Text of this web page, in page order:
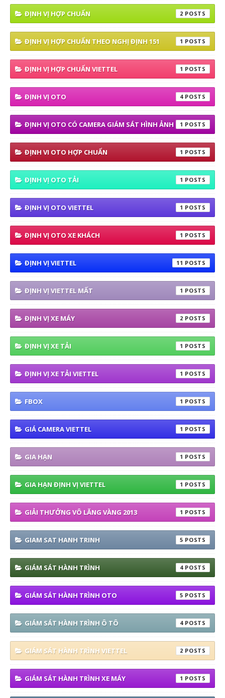
ĐỊNH VỊ HỢP CHUẨN 2
ĐỊNH VỊ HỢP CHUẨN THEO NGHỊ ĐỊNH 151 1
ĐỊNH VỊ HỢP CHUẨN VIETTEL 1
ĐỊNH VỊ OTO 4
ĐỊNH VỊ OTO CÓ CAMERA GIÁM SÁT HÌNH ẢNH 1
ĐỊNH VI OTO HỢP CHUẨN 1
ĐỊNH VỊ OTO TẢI 1
ĐỊNH VỊ OTO VIETTEL 1
ĐỊNH VỊ OTO XE KHÁCH 1
ĐỊNH VỊ VIETTEL 11
ĐỊNH VỊ VIETTEL MẤT 1
ĐỊNH VỊ XE MÁY 2
ĐỊNH VỊ XE TẢI 1
ĐỊNH VỊ XE TẢI VIETTEL 1
FBOX 1
GIÁ CAMERA VIETTEL 1
GIA HẠN 1
GIA HẠN ĐỊNH VỊ VIETTEL 1
GIẢI THƯỞNG VÔ LĂNG VÀNG 2013 1
GIAM SAT HANH TRINH 5
GIÁM SÁT HÀNH TRÌNH 4
GIÁM SÁT HÀNH TRÌNH OTO 5
GIÁM SÁT HÀNH TRÌNH Ô TÔ 4
GIÁM SÁT HÀNH TRÌNH VIETTEL 2
GIÁM SÁT HÀNH TRÌNH XE MÁY 1